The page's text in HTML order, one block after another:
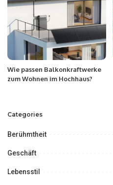
Wie passen Balkonkraftwerke
zum Wohnen im Hochhaus?
Categories
Berühmtheit
Geschäft
Lebensstil